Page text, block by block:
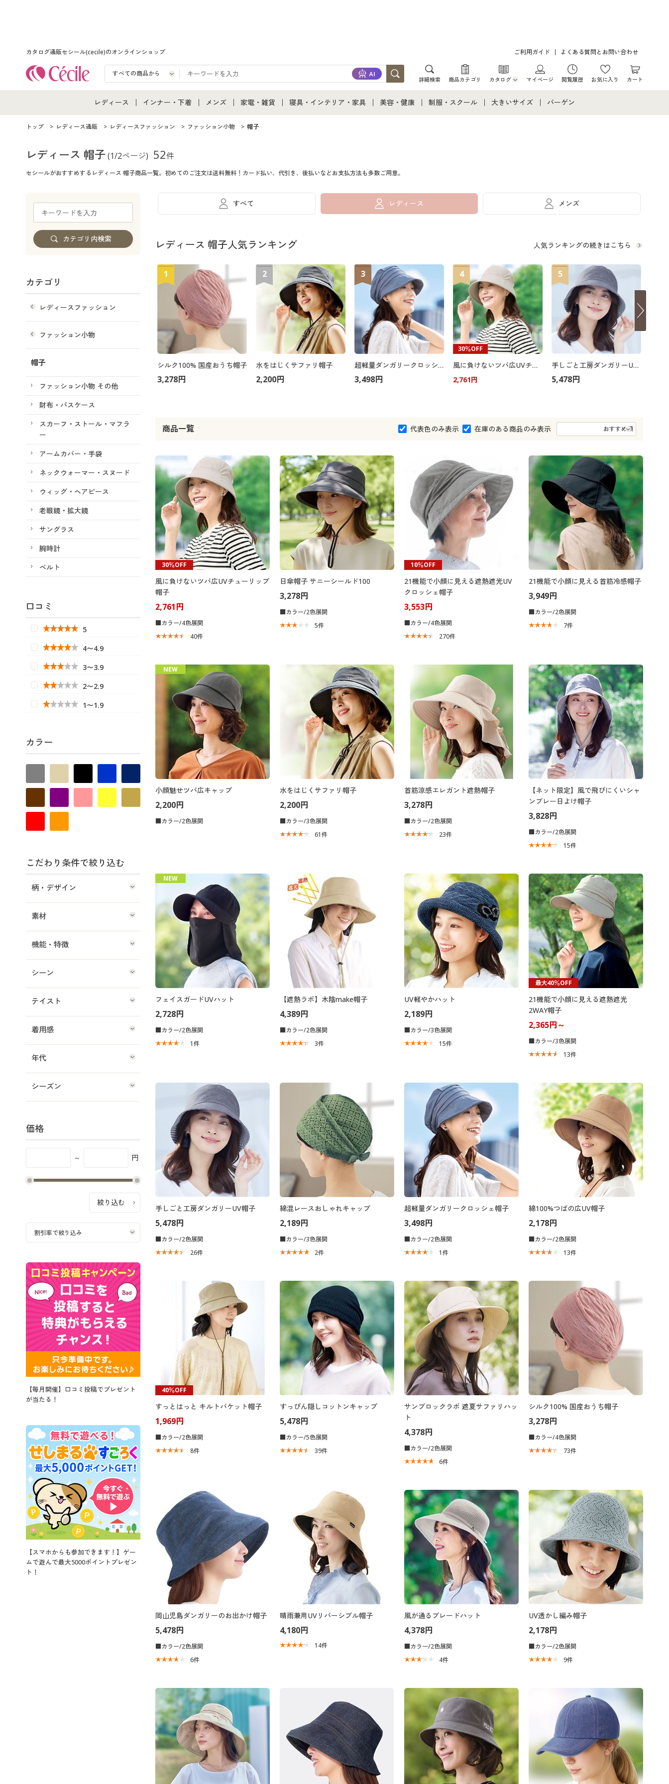
カタログ通販セシール(cecile)のオンラインショップ ご利用ガイド よくある質問とお問い合わせ
詳細検索 商品カテゴリ カタログ
カタログ・チラシからのご注文
マイページ 閲覧履歴 お気に入り カート
レディース
レディース通販すべて
レディースファッション
女性下着
インナー・下着
インナー・下着通販すべて
女性下着
メンズ下着
ジュニア・ティーンズ下着
メンズ
メンズ通販すべて
メンズ下着
家電・雑貨
家電・雑貨すべて
キッチン・雑貨・日用品
寝具・インテリア・家具
寝具・ベッド
カーテン・ラグ・ファブリック
美容・健康 制服・スクール 大きいサイズ
大きいサイズ メンズ
バーゲン
トップ レディース通販 レディースファッション ファッション小物 帽子
レディース 帽子(1/2ページ) 52件
セシールがおすすめするレディース 帽子商品一覧。初めてのご注文は送料無料！カード払い、代引き、後払いなどお支払方法も多数ご用意。
すべて レディース メンズ
レディース 帽子人気ランキング 人気ランキングの続きはこちら
1
シルク100% 国産おうち帽子
3,278円
2
水をはじくサファリ帽子
2,200円
3
超軽量ダンガリークロッシェ帽子
3,498円
4
風に負けないツバ広UVチューリップ帽子
30％OFF
2,761円
5
手しごと工房ダンガリーUV帽子
5,478円
商品一覧 代表色のみ表示 在庫のある商品のみ表示
30％OFF
風に負けないツバ広UVチューリップ
帽子
2,761円
■カラー/4色展開
40件
日傘帽子 サニーシールド100
3,278円
■カラー/2色展開
5件
10％OFF
21機能で小顔に見える遮熱遮光UV
クロッシェ帽子
3,553円
■カラー/4色展開
270件
21機能で小顔に見える首筋冷感帽子
3,949円
■カラー/2色展開
7件
NEW
小顔魅せツバ広キャップ
2,200円
■カラー/2色展開
水をはじくサファリ帽子
2,200円
■カラー/3色展開
61件
首筋涼感エレガント遮熱帽子
3,278円
■カラー/2色展開
23件
【ネット限定】風で飛びにくいシャ
ンブレー日よけ帽子
3,828円
■カラー/2色展開
15件
NEW
フェイスガードUVハット
2,728円
■カラー/2色展開
1件
【遮熱ラボ】木陰make帽子
4,389円
■カラー/2色展開
3件
UV軽やかハット
2,189円
■カラー/3色展開
15件
最大40％OFF
21機能で小顔に見える遮熱遮光
2WAY帽子
2,365円～
■カラー/3色展開
13件
手しごと工房ダンガリーUV帽子
5,478円
■カラー/2色展開
26件
綿混レースおしゃれキャップ
2,189円
■カラー/3色展開
2件
超軽量ダンガリークロッシェ帽子
3,498円
■カラー/2色展開
1件
綿100%つばの広UV帽子
2,178円
■カラー/2色展開
13件
40％OFF
すっとはっと キルトバケット帽子
1,969円
■カラー/2色展開
8件
すっぴん隠しコットンキャップ
5,478円
■カラー/5色展開
39件
サンブロックラボ 遮夏サファリハッ
ト
4,378円
■カラー/2色展開
6件
シルク100% 国産おうち帽子
3,278円
■カラー/4色展開
73件
岡山児島ダンガリーのお出かけ帽子
5,478円
■カラー/2色展開
6件
晴雨兼用UVリバーシブル帽子
4,180円
14件
風が通るブレードハット
4,378円
■カラー/2色展開
4件
UV透かし編み帽子
2,178円
■カラー/2色展開
9件
カテゴリ
レディースファッション
ファッション小物
帽子
ファッション小物 その他
財布・パスケース
スカーフ・ストール・マフラ
ー
アームカバー・手袋
ネックウォーマー・スヌード
ウィッグ・ヘアピース
老眼鏡・拡大鏡
サングラス
腕時計
ベルト
口コミ
5
4〜4.9
3〜3.9
2〜2.9
1〜1.9
カラー
こだわり条件で絞り込む
柄・デザイン
素材
機能・特徴
シーン
テイスト
着用感
年代
シーズン
価格
～ 円
【毎月開催】口コミ投稿でプレゼント
が当たる！
【スマホからも参加できます！】ゲー
ムで遊んで最大5000ポイントプレゼン
ト！